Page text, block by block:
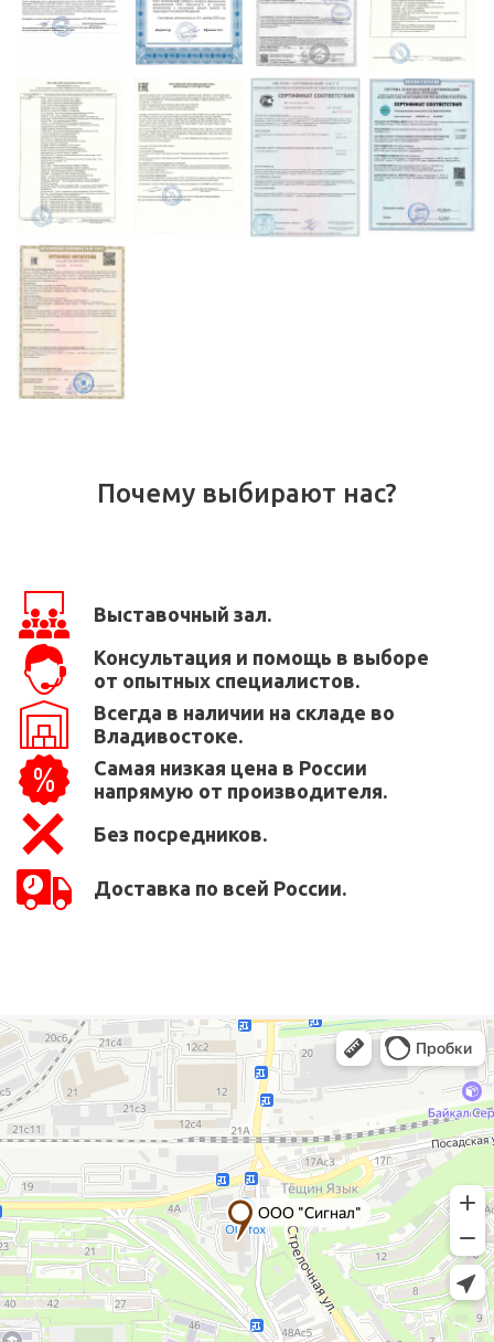
Почему выбирают нас?
Выставочный зал.
Консультация и помощь в выборе
от опытных специалистов.
Всегда в наличии на складе во
Владивостоке.
Самая низкая цена в России
напрямую от производителя.
Без посредников.
Доставка по всей России.